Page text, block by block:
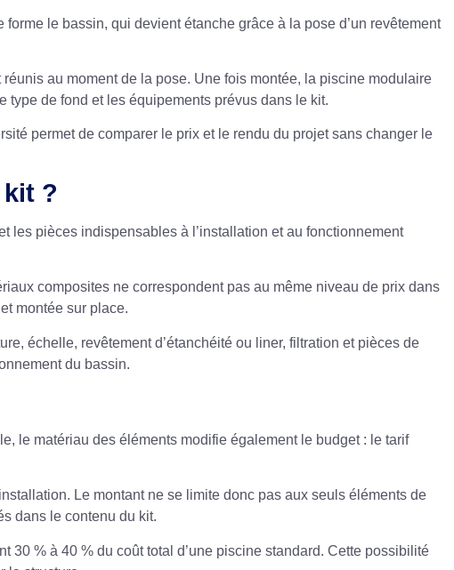
le bassin, qui devient étanche grâce à la pose d’un revêtement
au moment de la pose. Une fois montée, la piscine modulaire
type de fond et les équipements prévus dans le kit.
permet de comparer le prix et le rendu du projet sans changer le
?
les pièces indispensables à l’installation et au fonctionnement
composites ne correspondent pas au même niveau de prix dans
montée sur place.
échelle, revêtement d’étanchéité ou liner, filtration et pièces de
du bassin.
le matériau des éléments modifie également le budget : le tarif
Le montant ne se limite donc pas aux seuls éléments de
dans le contenu du kit.
30 % à 40 % du coût total d’une piscine standard. Cette possibilité